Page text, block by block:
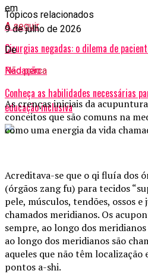
Tópicos relacionados
A seguir
Cirurgias negadas: o dilema de
Não perca
Conheça as habilidades necessárias
educação inclusiva
em
9 de julho de 2026
De
Redação
As crenças iniciais da
conceitos que são comuns na
como uma energia da vida
Acreditava-se que o qi fluía dos
(órgãos zang fu) para tecidos
pele, músculos, tendões, ossos
chamados meridianos. Os
sempre, ao longo dos
ao longo dos meridianos são
aqueles que não têm localização
pontos a-shi.